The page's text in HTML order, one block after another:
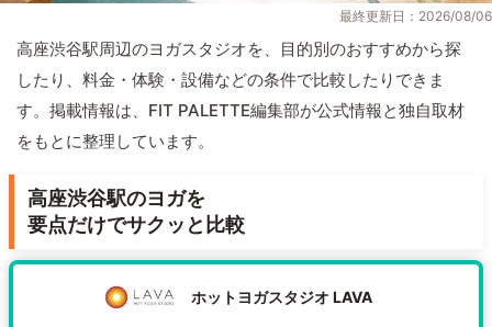
最終更新日：2026/08/06
高座渋谷駅周辺のヨガスタジオを、目的別のおすすめから探
したり、料金・体験・設備などの条件で比較したりできま
す。掲載情報は、FIT PALETTE編集部が公式情報と独自取材
をもとに整理しています。
高座渋谷駅のヨガを
要点だけでサクッと比較
ホットヨガスタジオ LAVA